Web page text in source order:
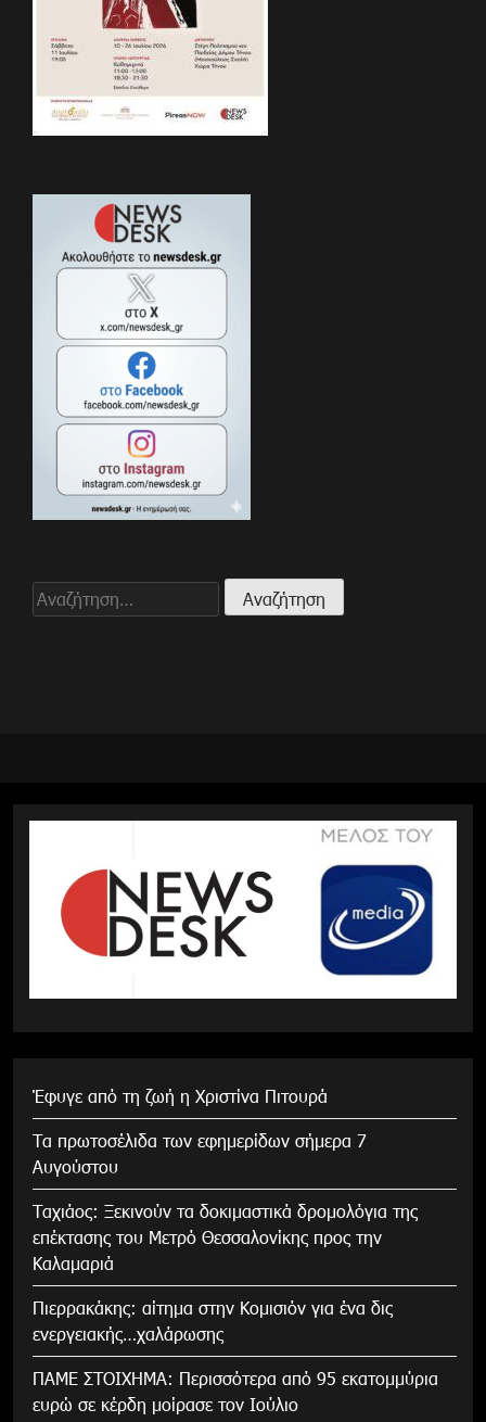
Αναζήτηση
για:
Έφυγε από τη ζωή η Χριστίνα Πιτουρά
Τα πρωτοσέλιδα των εφημερίδων σήμερα 7
Αυγούστου
Tαχιάος: Ξεκινούν τα δοκιμαστικά δρομολόγια της
επέκτασης του Μετρό Θεσσαλονίκης προς την
Καλαμαριά
Πιερρακάκης: αίτημα στην Κομισιόν για ένα δις
ενεργειακής…χαλάρωσης
ΠΑΜΕ ΣΤΟΙΧΗΜΑ: Περισσότερα από 95 εκατομμύρια
ευρώ σε κέρδη μοίρασε τον Ιούλιο